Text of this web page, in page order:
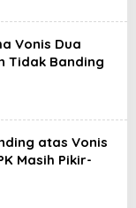
Vonis Dua
Tidak Banding
atas Vonis
Masih Pikir-